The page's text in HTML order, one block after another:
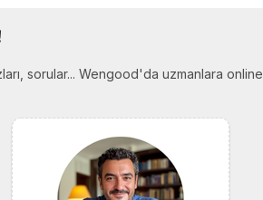
sorular... Wengood'da uzmanlara online